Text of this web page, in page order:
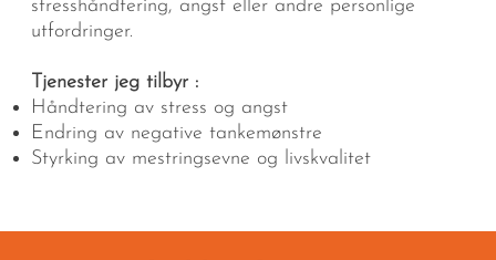
stresshåndtering, angst eller andre personlige
utfordringer.
Tjenester jeg tilbyr :
Håndtering av stress og angst
Endring av negative tankemønstre
Styrking av mestringsevne og livskvalitet